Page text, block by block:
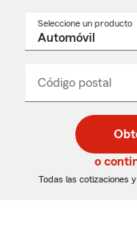
Seleccione un producto
Código postal
de
5
de
5
_____
o
Todas las cotizaciones